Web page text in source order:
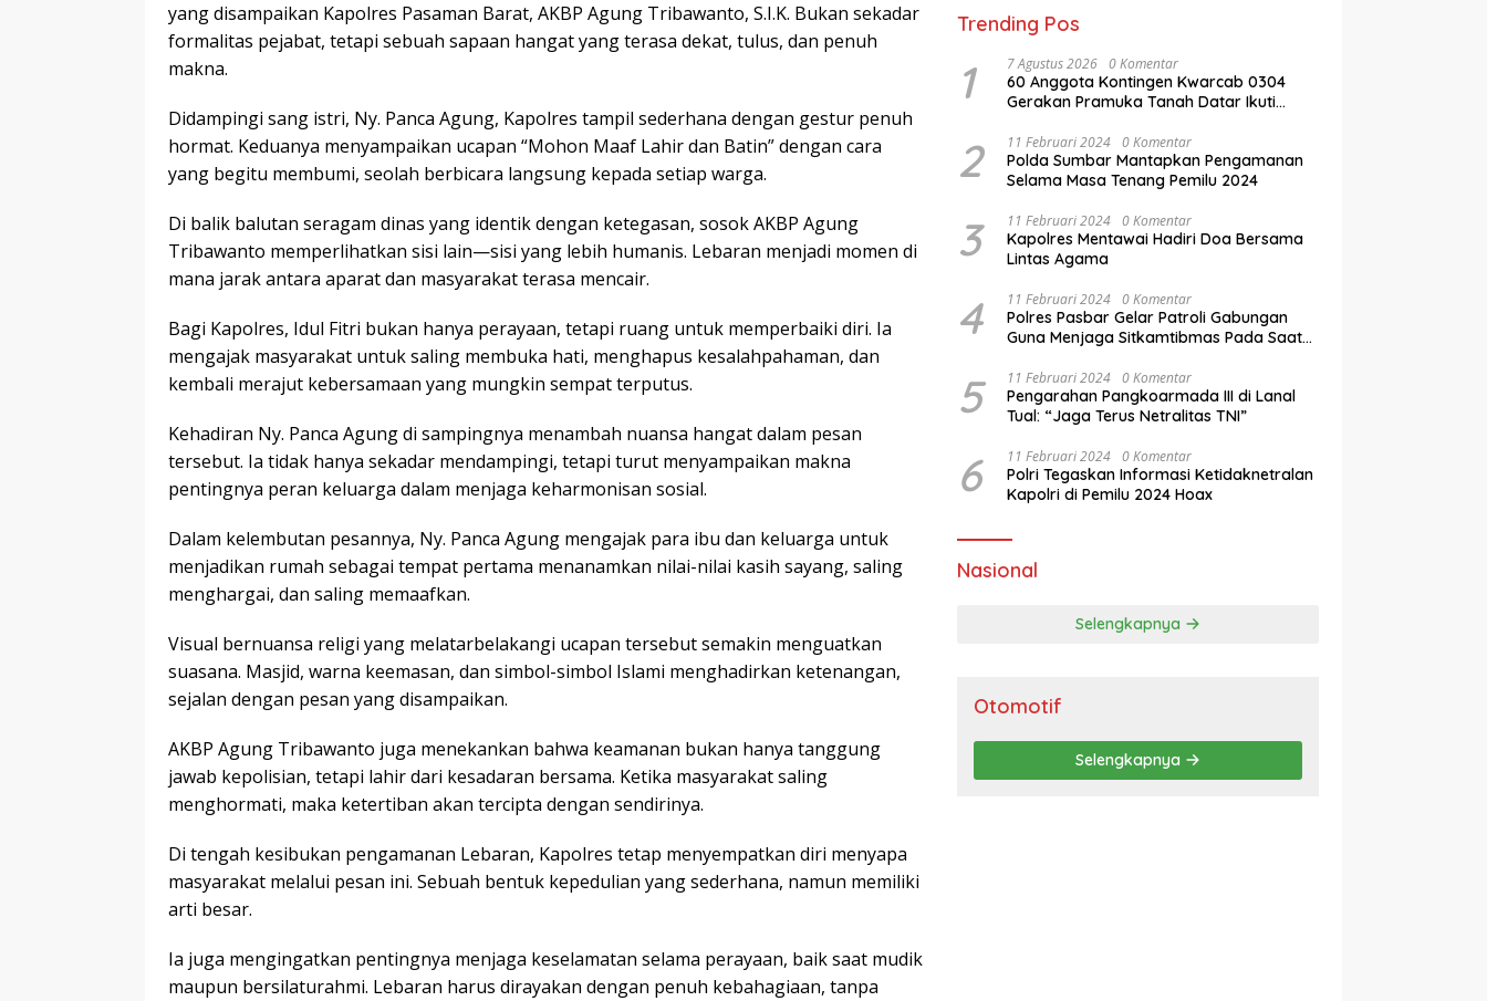
yang disampaikan Kapolres Pasaman Barat, AKBP Agung Tribawanto, S.I.K. Bukan sekadar
formalitas pejabat, tetapi sebuah sapaan hangat yang terasa dekat, tulus, dan penuh
makna.
Didampingi sang istri, Ny. Panca Agung, Kapolres tampil sederhana dengan gestur penuh
hormat. Keduanya menyampaikan ucapan “Mohon Maaf Lahir dan Batin” dengan cara
yang begitu membumi, seolah berbicara langsung kepada setiap warga.
Di balik balutan seragam dinas yang identik dengan ketegasan, sosok AKBP Agung
Tribawanto memperlihatkan sisi lain—sisi yang lebih humanis. Lebaran menjadi momen di
mana jarak antara aparat dan masyarakat terasa mencair.
Bagi Kapolres, Idul Fitri bukan hanya perayaan, tetapi ruang untuk memperbaiki diri. Ia
mengajak masyarakat untuk saling membuka hati, menghapus kesalahpahaman, dan
kembali merajut kebersamaan yang mungkin sempat terputus.
Kehadiran Ny. Panca Agung di sampingnya menambah nuansa hangat dalam pesan
tersebut. Ia tidak hanya sekadar mendampingi, tetapi turut menyampaikan makna
pentingnya peran keluarga dalam menjaga keharmonisan sosial.
Dalam kelembutan pesannya, Ny. Panca Agung mengajak para ibu dan keluarga untuk
menjadikan rumah sebagai tempat pertama menanamkan nilai-nilai kasih sayang, saling
menghargai, dan saling memaafkan.
Visual bernuansa religi yang melatarbelakangi ucapan tersebut semakin menguatkan
suasana. Masjid, warna keemasan, dan simbol-simbol Islami menghadirkan ketenangan,
sejalan dengan pesan yang disampaikan.
AKBP Agung Tribawanto juga menekankan bahwa keamanan bukan hanya tanggung
jawab kepolisian, tetapi lahir dari kesadaran bersama. Ketika masyarakat saling
menghormati, maka ketertiban akan tercipta dengan sendirinya.
Di tengah kesibukan pengamanan Lebaran, Kapolres tetap menyempatkan diri menyapa
masyarakat melalui pesan ini. Sebuah bentuk kepedulian yang sederhana, namun memiliki
arti besar.
Ia juga mengingatkan pentingnya menjaga keselamatan selama perayaan, baik saat mudik
maupun bersilaturahmi. Lebaran harus dirayakan dengan penuh kebahagiaan, tanpa
Trending Pos
1 7 Agustus 2026 0 Komentar
60 Anggota Kontingen Kwarcab 0304
Gerakan Pramuka Tanah Datar Ikuti
2 11 Februari 2024 0 Komentar
Polda Sumbar Mantapkan Pengamanan
Selama Masa Tenang Pemilu 2024
3 11 Februari 2024 0 Komentar
Kapolres Mentawai Hadiri Doa Bersama
Lintas Agama
4 11 Februari 2024 0 Komentar
Polres Pasbar Gelar Patroli Gabungan
Guna Menjaga Sitkamtibmas Pada Saat
5 11 Februari 2024 0 Komentar
Pengarahan Pangkoarmada III di Lanal
Tual: “Jaga Terus Netralitas TNI”
6 11 Februari 2024 0 Komentar
Polri Tegaskan Informasi Ketidaknetralan
Kapolri di Pemilu 2024 Hoax
Nasional
Selengkapnya
Otomotif
Selengkapnya